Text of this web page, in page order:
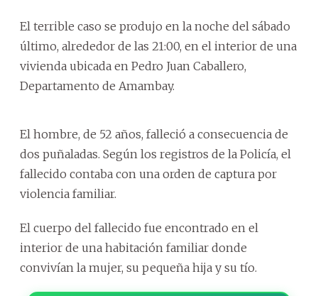
El terrible caso se produjo en la noche del sábado
último, alrededor de las 21:00, en el interior de una
vivienda ubicada en Pedro Juan Caballero,
Departamento de Amambay.
El hombre, de 52 años, falleció a consecuencia de
dos puñaladas. Según los registros de la Policía, el
fallecido contaba con una orden de captura por
violencia familiar.
El cuerpo del fallecido fue encontrado en el
interior de una habitación familiar donde
convivían la mujer, su pequeña hija y su tío.